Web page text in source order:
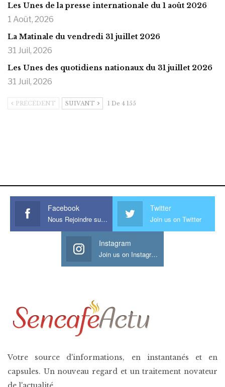
Les Unes de la presse internationale du 1 août 2026
1 Août, 2026
La Matinale du vendredi 31 juillet 2026
31 Juil, 2026
Les Unes des quotidiens nationaux du 31 juillet 2026
31 Juil, 2026
PRÉCÉDENT SUIVANT 1 De 4 155
Facebook
Nous Rejoindre sur Facebook
Twitter
Join us on Twitter
Instagram
Join us on Instagram
Votre source d'informations, en instantanés et en
capsules. Un nouveau regard et un traitement novateur